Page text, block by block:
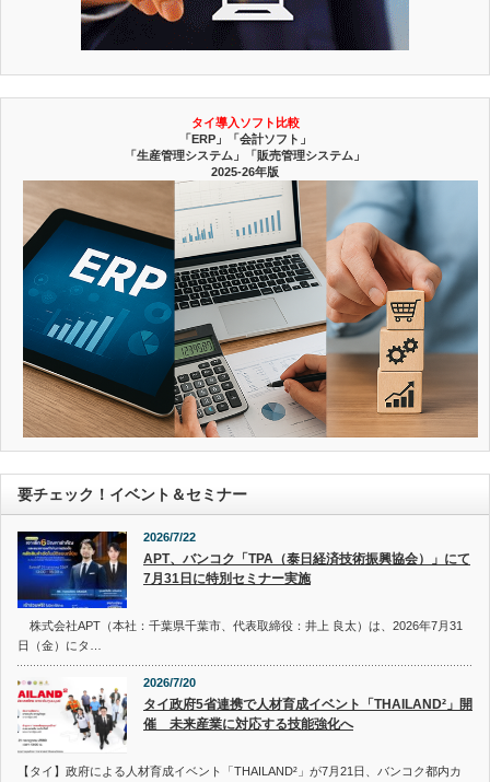
タイ導入ソフト比較
「ERP」「会計ソフト」
「生産管理システム」「販売管理システム」
2025-26年版
要チェック！イベント＆セミナー
2026/7/22
APT、バンコク「TPA（泰日経済技術振興協会）」にて
7月31日に特別セミナー実施
株式会社APT（本社：千葉県千葉市、代表取締役：井上 良太）は、2026年7月31
日（金）にタ…
2026/7/20
タイ政府5省連携で人材育成イベント「THAILAND²」開
催 未来産業に対応する技能強化へ
【タイ】政府による人材育成イベント「THAILAND²」が7月21日、バンコク都内カ